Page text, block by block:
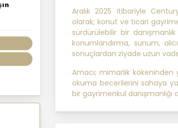
Aralık 2025 itibariyle
olarak; konut ve ticari
sürdürülebilir bir
konumlandırma, sunum,
sonuçlardan ziyade uzun
Amacı; mimarlık
okuma becerilerini sahaya
bir gayrimenkul danışmanlığı